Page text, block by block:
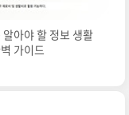
알아야 할 정보 생활
가이드